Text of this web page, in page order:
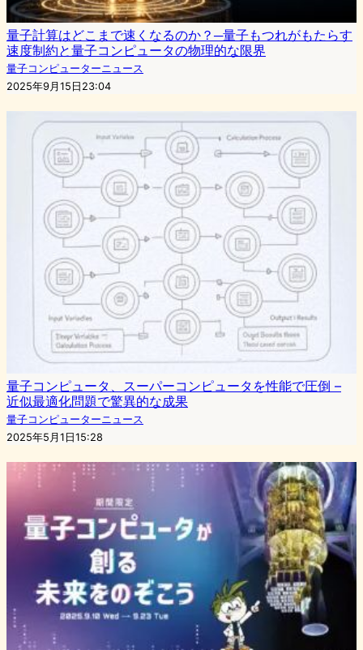
量子計算はどこまで速くなるのか？─量子もつれがもたらす
速度制約と量子コンピュータの物理的な限界
量子コンピューターニュース
2025年9月15日23:04
量子コンピュータ、スーパーコンピュータを性能で圧倒 –
近似最適化問題で驚異的な成果
量子コンピューターニュース
2025年5月1日15:28